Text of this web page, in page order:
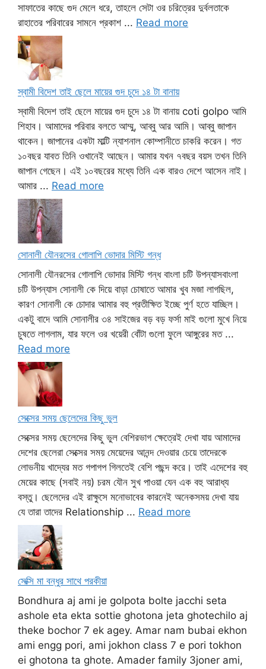
সাফাতের কাছে গুদ মেলে ধরে, তাহলে সেটা ওর চরিত্রের দুর্বলতাকে
রাহাতের পরিবারের সামনে প্রকাশ ... Read more
স্বামী বিদেশ তাই ছেলে মায়ের গুদ চুদে ১৪ টা বানায়
স্বামী বিদেশ তাই ছেলে মায়ের গুদ চুদে ১৪ টা বানায় coti golpo আমি
শিহাব। আমাদের পরিবার বলতে আম্মু, আব্বু আর আমি। আব্বু জাপান
থাকেন। জাপানের একটা মাল্টি ন্যাশনাল কোম্পানীতে চাকরি করেন। গত
১০বছর যাবত তিনি ওখানেই আছেন। আমার যখন ৭বছর বয়স তখন তিনি
জাপান গেছেন। এই ১০বছরের মধ্যে তিনি এক বারও দেশে আসেন নাই।
আমার ... Read more
সোনালী যৌনরসের গোলাপি ভোদার মিস্টি গন্ধ
সোনালী যৌনরসের গোলাপি ভোদার মিস্টি গন্ধ বাংলা চটি উপন্যাসবাংলা
চটি উপন্যাস সোনালী কে দিয়ে বাড়া চোষাতে আমার খুব মজা লাগছিল,
কারণ সোনালী কে চোদার আমার বহু প্রতীক্ষিত ইচ্ছে পুর্ণ হতে যাচ্ছিল।
একটু বাদে আমি সোনালীর ৩৪ সাইজের বড় বড় ফর্সা মাই গুলো মুখে নিয়ে
চুষতে লাগলাম, যার ফলে ওর খয়েরী বোঁটা গুলো ফুলে আঙ্গুরের মত ...
Read more
সেক্সের সময় ছেলেদের কিছু ভুল
সেক্সের সময় ছেলেদের কিছু ভুল বেশিরভাগ ক্ষেত্রেই দেখা যায় আমাদের
দেশের ছেলেরা সেক্সের সময় মেয়েদের আনন্দ দেওয়ার চেয়ে তাদেরকে
লোভনীয় খাদ্যের মত গপাগপ গিলতেই বেশি পছন্দ করে। তাই এদেশের বহু
মেয়ের কাছে (সবাই নয়) চরম যৌন সুখ পাওয়া যেন এক বহু আরাধ্য
বস্তু। ছেলেদের এই রাক্ষুসে মনোভাবের কারনেই অনেকসময় দেখা যায়
যে তারা তাদের Relationship ... Read more
সেক্সি মা বন্ধুর সাথে পরকীয়া
Bondhura aj ami je golpota bolte jacchi seta
ashole eta ekta sottie ghotona jeta ghotechilo aj
theke bochor 7 ek agey. Amar nam bubai ekhon
ami engg pori, ami jokhon class 7 e pori tokhon
ei ghotona ta ghote. Amader family 3joner ami,